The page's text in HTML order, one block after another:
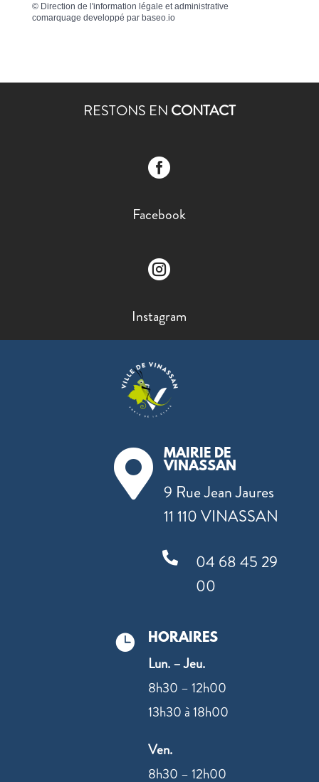
© Direction de l'information légale et administrative
comarquage developpé par baseo.io
RESTONS EN CONTACT

Facebook

Instagram

MAIRIE DE
VINASSAN
9 Rue Jean Jaures
11 110 VINASSAN

04 68 45 29
00
 HORAIRES
Lun. – Jeu.
8h30 – 12h00
13h30 à 18h00
Ven.
8h30 – 12h00